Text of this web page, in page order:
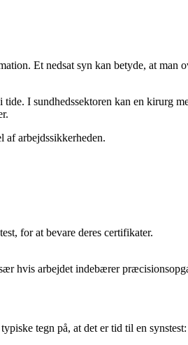
Et nedsat syn kan betyde, at man
I sundhedssektoren kan en kirurg
af arbejdssikkerheden.
for at bevare deres certifikater.
hvis arbejdet indebærer
tegn på, at det er tid til en synstest: